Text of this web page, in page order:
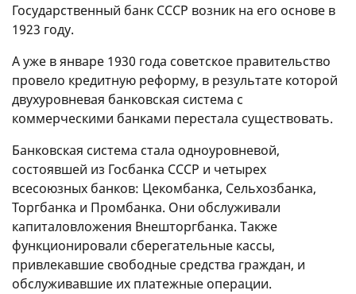
Государственный банк СССР возник на его основе в
1923 году.
А уже в январе 1930 года советское правительство
провело кредитную реформу, в результате которой
двухуровневая банковская система с
коммерческими банками перестала существовать.
Банковская система стала одноуровневой,
состоявшей из Госбанка СССР и четырех
всесоюзных банков: Цекомбанка, Сельхозбанка,
Торгбанка и Промбанка. Они обслуживали
капиталовложения Внешторгбанка. Также
функционировали сберегательные кассы,
привлекавшие свободные средства граждан, и
обслуживавшие их платежные операции.